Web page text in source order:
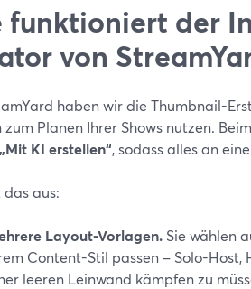
funktioniert der
von
haben wir die Thumbnail-
zum Planen Ihrer Shows nutzen.
„Mit KI erstellen“, sodass alles an
das aus:
Layout-Vorlagen. Sie wählen
Content-Stil passen – Solo-
leeren Leinwand kämpfen zu